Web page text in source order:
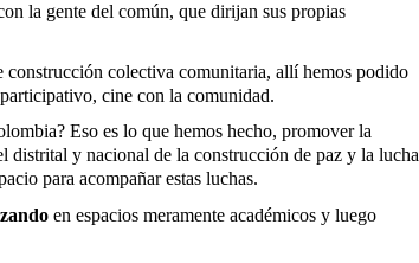
la gente del común, que dirijan sus propias
colectiva comunitaria, allí hemos podido
cine con la comunidad.
Eso es lo que hemos hecho, promover la
y nacional de la construcción de paz y la lucha
para acompañar estas luchas.
en espacios meramente académicos y luego